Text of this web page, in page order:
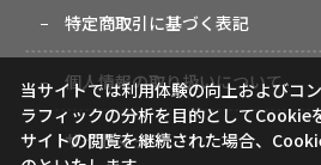
特定商取引に基づく表記
個人情報の取り扱いについて
サイトマップ
当サイトでは利用体験の向上およびコ
ラフィックの分析を目的としてCookie
サイトの閲覧を継続された場合、